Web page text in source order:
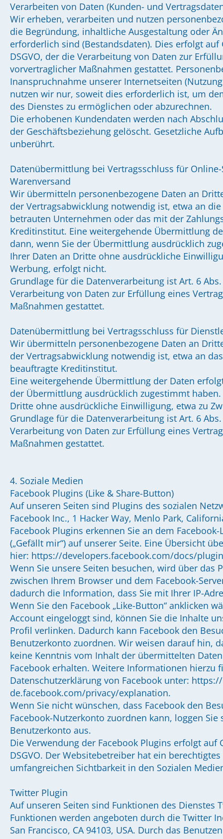
Verarbeiten von Daten (Kunden- und
Wir erheben, verarbeiten und nutzen
die Begründung, inhaltliche Ausgestaltung oder
erforderlich sind (Bestandsdaten). Dies erfolgt
DSGVO, der die Verarbeitung von Daten zur
vorvertraglicher Maßnahmen gestattet.
Inanspruchnahme unserer Internetseiten
nutzen wir nur, soweit dies erforderlich ist, um
des Dienstes zu ermöglichen oder abzurechnen.
Die erhobenen Kundendaten werden nach
der Geschäftsbeziehung gelöscht. Gesetzliche
unberührt.
Datenübermittlung bei Vertragsschluss für
Warenversand
Wir übermitteln personenbezogene Daten an
der Vertragsabwicklung notwendig ist, etwa an
betrauten Unternehmen oder das mit der
Kreditinstitut. Eine weitergehende Übermittlung
dann, wenn Sie der Übermittlung ausdrücklich
Ihrer Daten an Dritte ohne ausdrückliche
Werbung, erfolgt nicht.
Grundlage für die Datenverarbeitung ist Art. 6
Verarbeitung von Daten zur Erfüllung eines
Maßnahmen gestattet.
Datenübermittlung bei Vertragsschluss für
Wir übermitteln personenbezogene Daten an
der Vertragsabwicklung notwendig ist, etwa an
beauftragte Kreditinstitut.
Eine weitergehende Übermittlung der Daten
der Übermittlung ausdrücklich zugestimmt
Dritte ohne ausdrückliche Einwilligung, etwa zu
Grundlage für die Datenverarbeitung ist Art. 6
Verarbeitung von Daten zur Erfüllung eines
Maßnahmen gestattet.
4. Soziale Medien
Facebook Plugins (Like & Share-Button)
Auf unseren Seiten sind Plugins des sozialen
Facebook Inc., 1 Hacker Way, Menlo Park,
Facebook Plugins erkennen Sie an dem
(„Gefällt mir“) auf unserer Seite. Eine Übersicht
hier: https://developers.facebook.com/docs/
Wenn Sie unsere Seiten besuchen, wird über das
zwischen Ihrem Browser und dem Facebook-
dadurch die Information, dass Sie mit Ihrer IP-
Wenn Sie den Facebook „Like-Button“ anklicken
Account eingeloggt sind, können Sie die Inhalte
Profil verlinken. Dadurch kann Facebook den
Benutzerkonto zuordnen. Wir weisen darauf hin,
keine Kenntnis vom Inhalt der übermittelten
Facebook erhalten. Weitere Informationen hierzu
Datenschutzerklärung von Facebook unter:
de.facebook.com/privacy/explanation.
Wenn Sie nicht wünschen, dass Facebook den
Facebook-Nutzerkonto zuordnen kann, loggen
Benutzerkonto aus.
Die Verwendung der Facebook Plugins erfolgt auf
DSGVO. Der Websitebetreiber hat ein
umfangreichen Sichtbarkeit in den Sozialen
Twitter Plugin
Auf unseren Seiten sind Funktionen des Dienstes
Funktionen werden angeboten durch die Twitter
San Francisco, CA 94103, USA. Durch das